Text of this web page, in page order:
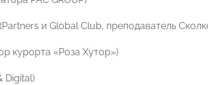
и Global Club, преподаватель
курорта «Роза Хутор»)
Digital)